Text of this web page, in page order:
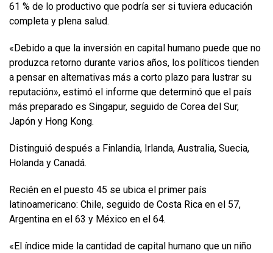
61 % de lo productivo que podría ser si tuviera educación
completa y plena salud.
«Debido a que la inversión en capital humano puede que no
produzca retorno durante varios años, los políticos tienden
a pensar en alternativas más a corto plazo para lustrar su
reputación», estimó el informe que determinó que el país
más preparado es Singapur, seguido de Corea del Sur,
Japón y Hong Kong.
Distinguió después a Finlandia, Irlanda, Australia, Suecia,
Holanda y Canadá.
Recién en el puesto 45 se ubica el primer país
latinoamericano: Chile, seguido de Costa Rica en el 57,
Argentina en el 63 y México en el 64.
«El índice mide la cantidad de capital humano que un niño